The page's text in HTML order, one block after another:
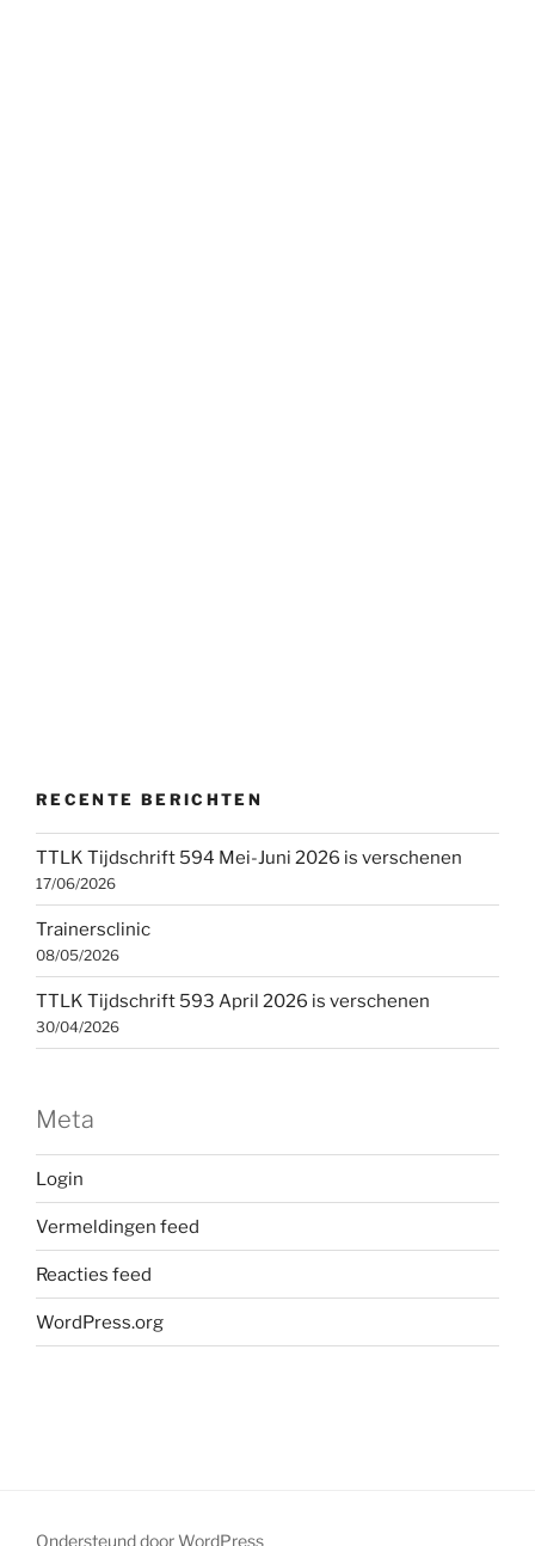
RECENTE BERICHTEN
TTLK Tijdschrift 594 Mei-Juni 2026 is verschenen
17/06/2026
Trainersclinic
08/05/2026
TTLK Tijdschrift 593 April 2026 is verschenen
30/04/2026
Meta
Login
Vermeldingen feed
Reacties feed
WordPress.org
Ondersteund door WordPress